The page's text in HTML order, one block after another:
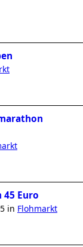
Euro
in Flohmarkt